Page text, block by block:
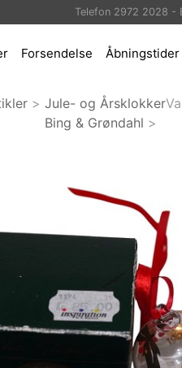
Telefon 2972 2028 -
Forsendelse Åbningstider
> Jule- og Årsklokker
Bing & Grøndahl >